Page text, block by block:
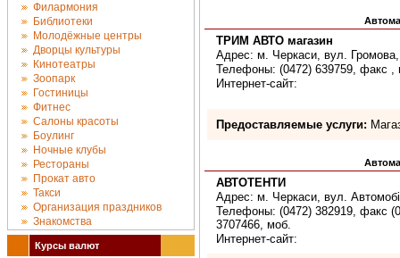
Филармония
Библиотеки
Молодёжные центры
Дворцы культуры
Кинотеатры
Зоопарк
Гостиницы
Фитнес
Салоны красоты
Боулинг
Ночные клубы
Рестораны
Прокат авто
Такси
Организация праздников
Знакомства
Курсы валют
ТРИМ АВТО магазин
Адрес: м. Черкаси, вул.
Телефоны: (0472) 639759, факс ,
Интернет-сайт:
Предоставляемые услуги:
АВТОТЕНТИ
Адрес: м. Черкаси, вул.
Телефоны: (0472) 382919, факс
3707466, моб.
Интернет-сайт: